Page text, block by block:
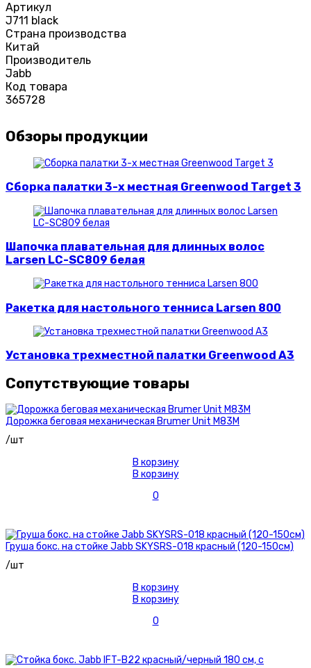
Артикул
J711 black
Страна производства
Китай
Производитель
Jabb
Код товара
365728
Обзоры продукции
Сборка палатки 3-х местная Greenwood Target 3
Шапочка плавательная для длинных волос
Larsen LC-SC809 белая
Ракетка для настольного тенниса Larsen 800
Установка трехместной палатки Greenwood A3
Сопутствующие товары
Дорожка беговая механическая Brumer Unit M83M
/шт
В корзину
В корзину
0
Груша бокс. на стойке Jabb SKYSRS-018 красный (120-150см)
/шт
В корзину
В корзину
0